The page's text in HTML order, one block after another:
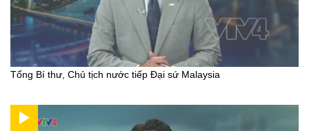
Tổng Bí thư, Chủ tịch nước tiếp Đại sứ Malaysia